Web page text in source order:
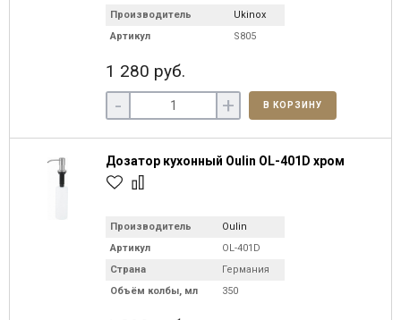
Производитель
Ukinox
Артикул
S805
1 280 руб.
- + В КОРЗИНУ
Дозатор кухонный Oulin OL-401D хром
Производитель
Oulin
Артикул
OL-401D
Страна
Германия
Объём колбы, мл
350